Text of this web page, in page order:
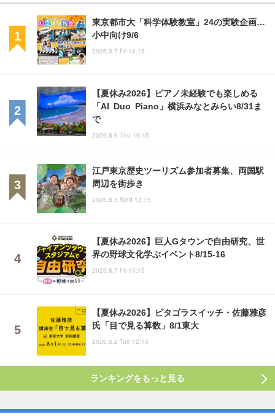
東京都市大「科学体験教室」24の実験企画…
小中向け9/6
2026.8.7 Fri 18:15
【夏休み2026】ピアノ未経験でも楽しめる
「AI Duo Piano」横浜みなとみらい8/31ま
で
2026.8.6 Thu 19:45
江戸東京歴史ツーリズム参加者募集、両国駅
周辺を街歩き
2026.8.5 Wed 13:15
【夏休み2026】巨人Gタウンで自由研究、世
界の野球文化学ぶイベント8/15-16
2026.8.7 Fri 15:15
【夏休み2026】ピタゴラスイッチ・佐藤雅彦
氏「目で見る算数」8/1東大
2026.6.2 Tue 12:15
ランキングをもっと見る